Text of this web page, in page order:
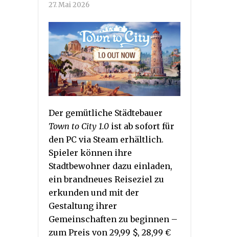
27. Mai 2026
Der gemütliche Städtebauer
Town to City 1.0 ist ab sofort für
den PC via Steam erhältlich.
Spieler können ihre
Stadtbewohner dazu einladen,
ein brandneues Reiseziel zu
erkunden und mit der
Gestaltung ihrer
Gemeinschaften zu beginnen –
zum Preis von 29,99 $, 28,99 €